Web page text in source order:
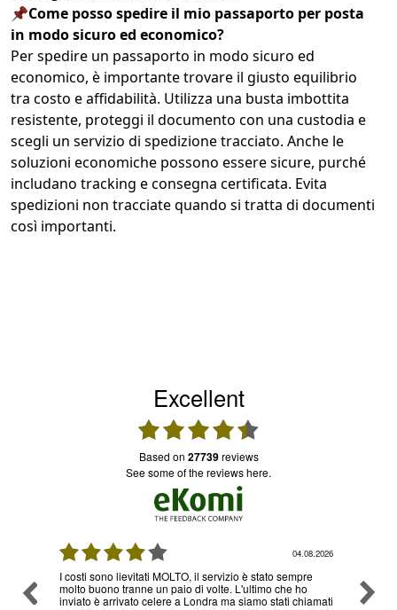
📌Come posso spedire il mio passaporto per posta
in modo sicuro ed economico?
Per spedire un passaporto in modo sicuro ed
economico, è importante trovare il giusto equilibrio
tra costo e affidabilità. Utilizza una busta imbottita
resistente, proteggi il documento con una custodia e
scegli un servizio di spedizione tracciato. Anche le
soluzioni economiche possono essere sicure, purché
includano tracking e consegna certificata. Evita
spedizioni non tracciate quando si tratta di documenti
così importanti.
Excellent
based on 27739reviews
see some of the reviews here.
03.08.2026
Ottimo servizio e prezzi, ritiro e consegna senza nessun
problema , sono già diverse volte che utilizzo il loro
servizio